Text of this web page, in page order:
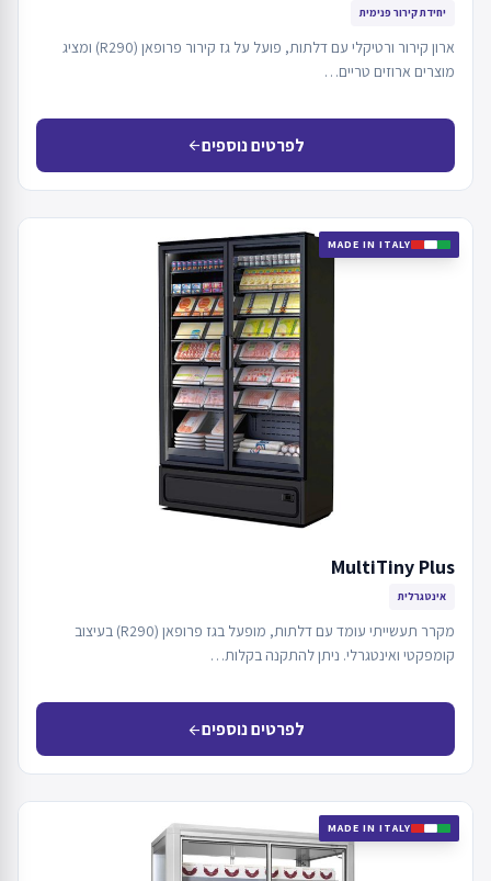
יחידת קירור פנימית
ארון קירור ורטיקלי עם דלתות, פועל על גז קירור פרופאן (R290) ומציג
מוצרים ארוזים טריים…
לפרטים נוספיםarrow_back
MADE IN ITALY
MultiTiny Plus
אינטגרלית
מקרר תעשייתי עומד עם דלתות, מופעל בגז פרופאן (R290) בעיצוב
קומפקטי ואינטגרלי. ניתן להתקנה בקלות…
לפרטים נוספיםarrow_back
MADE IN ITALY